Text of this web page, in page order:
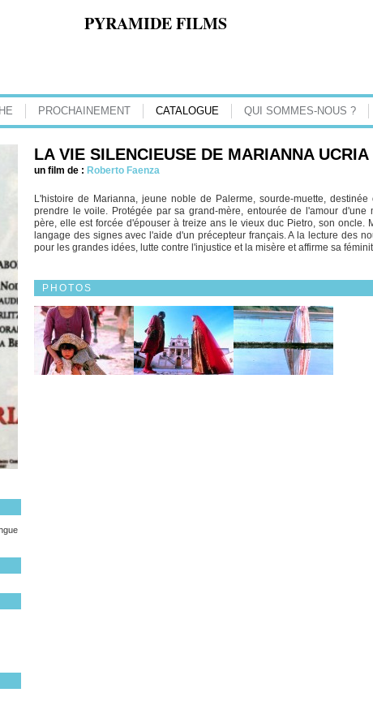
PYRAMIDE FILMS
PROCHAINEMENT CATALOGUE QUI SOMMES-NOUS ?
LA VIE SILENCIEUSE DE MARIANNA UCRIA
un film de : Roberto Faenza
L'histoire de Marianna, jeune noble de Palerme, sourde-muette,
prendre le voile. Protégée par sa grand-mère, entourée de l'amour d'une
père, elle est forcée d'épouser à treize ans le vieux duc Pietro, son oncle.
langage des signes avec l'aide d'un précepteur français. A la lecture des
pour les grandes idées, lutte contre l'injustice et la misère et affirme sa
PHOTOS